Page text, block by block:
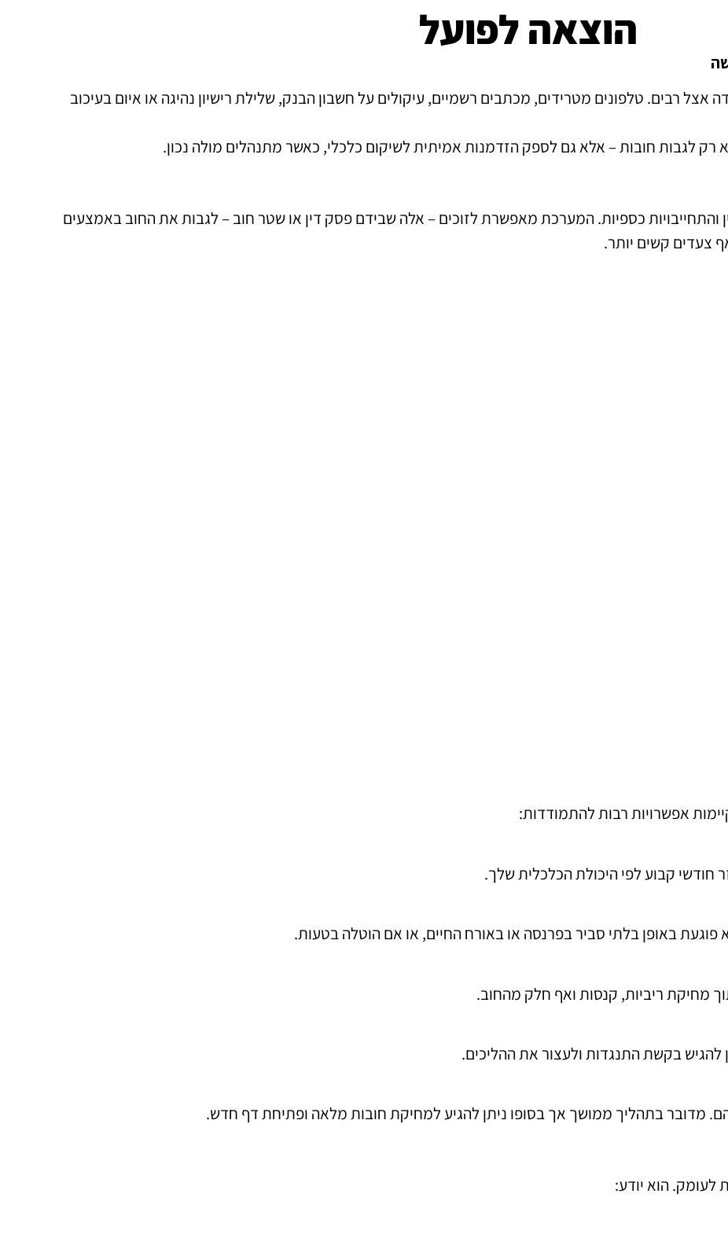
הוצאה לפועל
רבים. טלפונים מטרידים, מכתבים רשמיים, עיקולים על חשבון הבנק, שלילת רישיון נהיגה או איום בעיכוב
לגבות חובות – אלא גם לספק הזדמנות אמיתית לשיקום כלכלי, כאשר מתנהלים מולה נכון.
והתחייבויות כספיות. המערכת מאפשרת לזוכים – אלה שבידם פסק דין או שטר חוב – לגבות את החוב באמצעים
צעדים קשים יותר.
אפשרויות רבות להתמודדות:
חודשי קבוע לפי היכולת הכלכלית שלך.
פוגעת באופן בלתי סביר בפרנסה או באורח החיים, או אם הוטלה בטעות.
מחיקת ריביות, קנסות ואף חלק מהחוב.
להגיש בקשת התנגדות ולעצור את ההליכים.
מדובר בתהליך ממושך אך בסופו ניתן להגיע למחיקת חובות מלאה ופתיחת דף חדש.
לעומק. הוא יודע: